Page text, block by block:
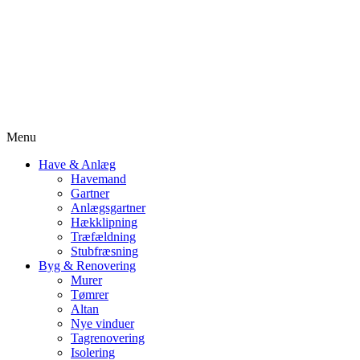
Menu
Have & Anlæg
Havemand
Gartner
Anlægsgartner
Hækklipning
Træfældning
Stubfræsning
Byg & Renovering
Murer
Tømrer
Altan
Nye vinduer
Tagrenovering
Isolering